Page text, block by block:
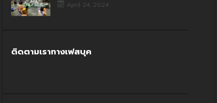
April 24, 2024
ติดตามเราทางเฟสบุค